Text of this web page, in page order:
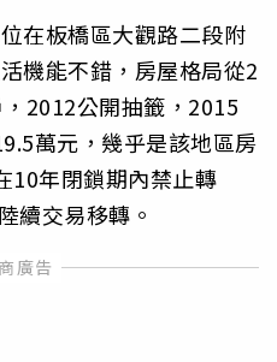
在板橋區大觀路二段附
機能不錯，房屋格局從2
2012公開抽籤，2015
萬元，幾乎是該地區房
10年閉鎖期內禁止轉
續交易移轉。